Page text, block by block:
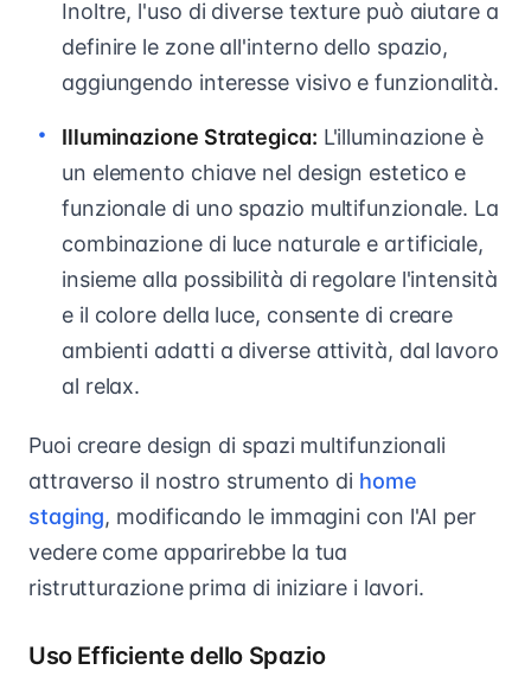
Inoltre, l'uso di diverse texture può aiutare a
definire le zone all'interno dello spazio,
aggiungendo interesse visivo e funzionalità.
Illuminazione Strategica: L'illuminazione è
un elemento chiave nel design estetico e
funzionale di uno spazio multifunzionale. La
combinazione di luce naturale e artificiale,
insieme alla possibilità di regolare l'intensità
e il colore della luce, consente di creare
ambienti adatti a diverse attività, dal lavoro
al relax.
Puoi creare design di spazi multifunzionali
attraverso il nostro strumento di home
staging, modificando le immagini con l'AI per
vedere come apparirebbe la tua
ristrutturazione prima di iniziare i lavori.
Uso Efficiente dello Spazio